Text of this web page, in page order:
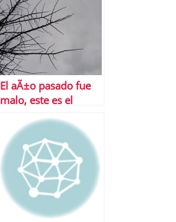
El aÃ±o pasado fue
malo, este es el
el gran remate